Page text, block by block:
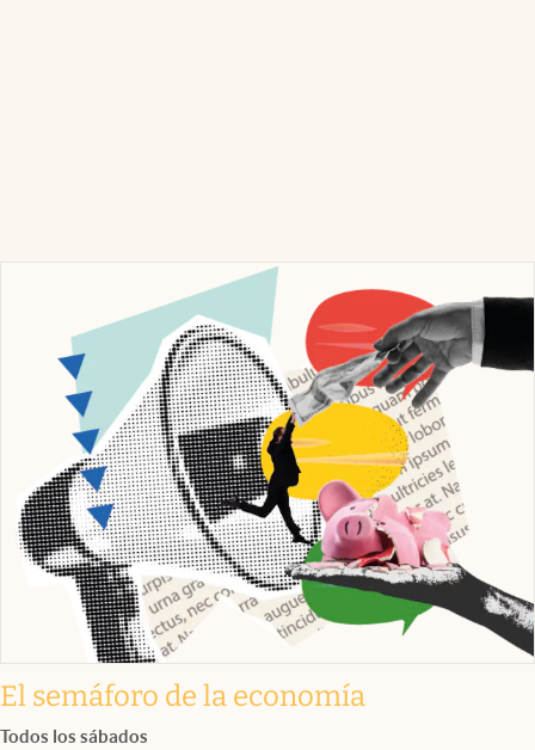
El semáforo de la economía
Todos los sábados